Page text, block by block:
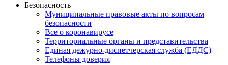
Безопасность
Муниципальные правовые акты по вопросам
безопасности
Все о коронавирусе
Территориальные органы и представительства
Единая дежурно-диспетчерская служба (ЕДДС)
Телефоны доверия